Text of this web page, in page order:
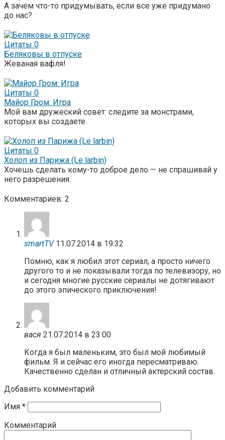
А зачем что-то придумывать, если все уже придумано
до нас?
Цитаты 0
Беляковы в отпуске
Жеваная вафля!
Цитаты 0
Майор Гром: Игра
Мой вам дружеский совет: следите за монстрами,
которых вы создаете.
Цитаты 0
Холоп из Парижа (Le larbin)
Хочешь сделать кому-то доброе дело — не спрашивай у
него разрешения.
Комментариев: 2
smartTV 11.07.2014 в 19:32
Помню, как я любил этот сериал, а просто ничего
другого то и не показывали тогда по телевизору, но
и сегодня многие русские сериалы не дотягивают
до этого эпического приключения!
вася 21.07.2014 в 23:00
Когда я был маленьким, это был мой любимый
фильм. Я и сейчас его иногда пересматриваю.
Качественно сделан и отличный актерский состав.
Добавить комментарий
Имя *
Комментарий